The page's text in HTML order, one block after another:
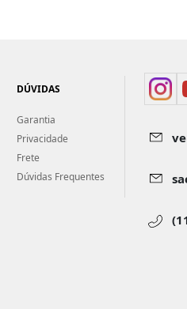
DÚVIDAS
Garantia
Privacidade
Frete
Dúvidas Frequentes